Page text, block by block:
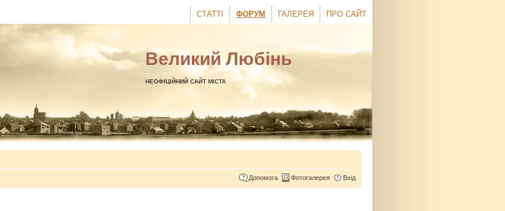
ПРО САЙТ
ГАЛЕРЕЯ
ФОРУМ
СТАТТІ
Великий Любінь
НЕОФІЦІЙНИЙ САЙТ МІСТА
Допомога Фотогалерея Вхід